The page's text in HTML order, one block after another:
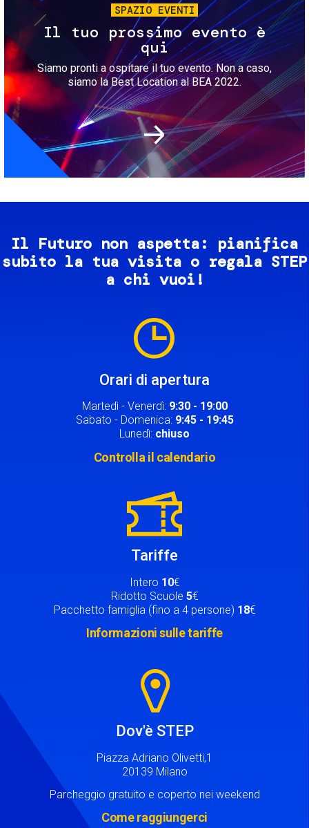
SPAZIO EVENTI
Il tuo prossimo evento è
qui
Siamo pronti a ospitare il tuo evento. Non a caso,
siamo la Best Location al BEA 2022.
Il Futuro non aspetta: pianifica
subito la tua visita o regala STEP
a chi vuoi!
Orari di apertura
Martedì - Venerdì: 9:30 - 19:00
Sabato - Domenica: 9:45 - 19:45
Lunedì: chiuso
Controlla il calendario
Tariffe
Intero 10€
Ridotto Scuole 5€
Pacchetto famiglia (fino a 4 persone) 18€
Informazioni sulle tariffe
Dov'è STEP
Piazza Adriano Olivetti,1
20139 Milano
Parcheggio gratuito e coperto nei weekend
Come raggiungerci